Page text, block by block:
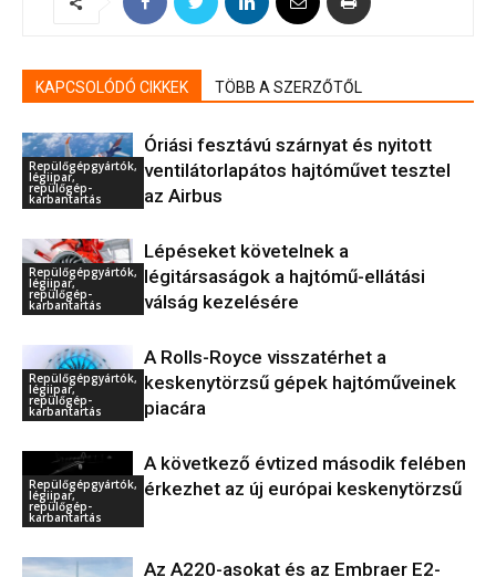
KAPCSOLÓDÓ CIKKEK TÖBB A SZERZŐTŐL
Repülőgépgyártók,
légiipar,
repülőgép-
karbantartás
Óriási fesztávú szárnyat és nyitott
ventilátorlapátos hajtóművet tesztel
az Airbus
Repülőgépgyártók,
légiipar,
repülőgép-
karbantartás
Lépéseket követelnek a
légitársaságok a hajtómű-ellátási
válság kezelésére
Repülőgépgyártók,
légiipar,
repülőgép-
karbantartás
A Rolls-Royce visszatérhet a
keskenytörzsű gépek hajtóműveinek
piacára
Repülőgépgyártók,
légiipar,
repülőgép-
karbantartás
A következő évtized második felében
érkezhet az új európai keskenytörzsű
Az A220-asokat és az Embraer E2-